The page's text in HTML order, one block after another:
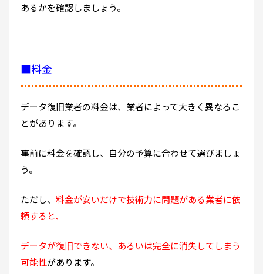
あるかを確認しましょう。
■料金
データ復旧業者の料金は、業者によって大きく異なるこ
とがあります。
事前に料金を確認し、自分の予算に合わせて選びましょ
う。
ただし、 料金が安いだけで技術力に問題がある業者に依
頼すると、
データが復旧できない、あるいは完全に消失してしまう
可能性があります。